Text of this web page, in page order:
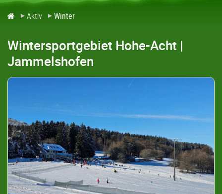
Familien aktiv
Sport / Outdoor
Aktiv Winter
Wintersportgebiet Hohe-Acht |
Jammelshofen